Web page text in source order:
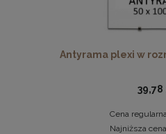
Komplet 5 sztuk
Antyrama plexi w
39,78
Cena
Najniższa